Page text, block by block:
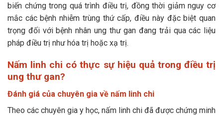
biến chứng trong quá trình điều trị, đồng thời giảm nguy cơ
mắc các bệnh nhiễm trùng thứ cấp, điều này đặc biệt quan
trọng đối với bệnh nhân ung thư gan đang trải qua các liệu
pháp điều trị như hóa trị hoặc xạ trị.
Nấm linh chi có thực sự hiệu quả trong điều trị
ung thư gan?
Đánh giá của chuyên gia về nấm linh chi
Theo các chuyên gia y học, nấm linh chi đã được chứng minh